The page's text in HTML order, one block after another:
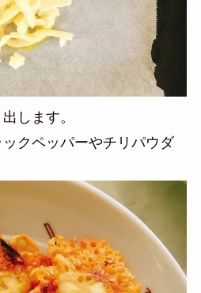
します。
クペッパーやチリパウダ